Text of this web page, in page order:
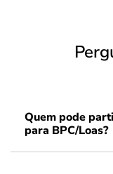
Quem pode
para BPC/Loas?